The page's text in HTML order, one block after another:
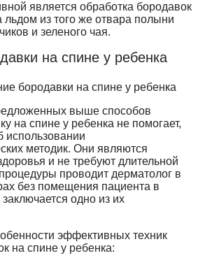
является обработка бородавок
льдом из того же отвара полыни
и зеленого чая.
на спине у ребенка
выше способов
на спине у ребенка не помогает,
использовании
методик. Они являются
и не требуют длительной
проводит дерматолог в
без помещения пациента в
одно из их
эффективных техник
на спине у ребенка: